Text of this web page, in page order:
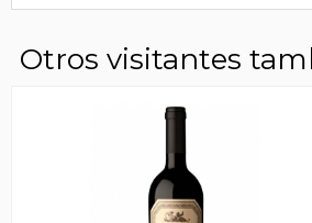
Otros visitantes